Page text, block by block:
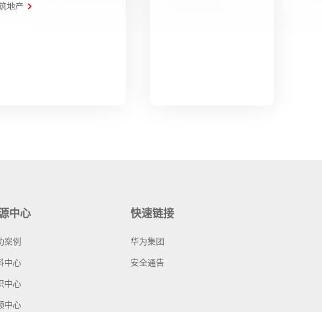
地产
中心
案例
中心
中心
中心
快速链接
华为集团
安全通告